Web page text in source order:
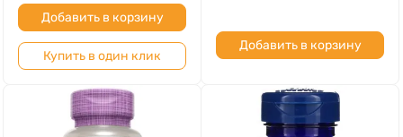
Добавить в корзину
Купить в один клик
Добавить в корзину